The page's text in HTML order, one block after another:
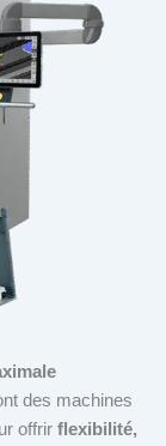
des machines
offrir flexibilité,